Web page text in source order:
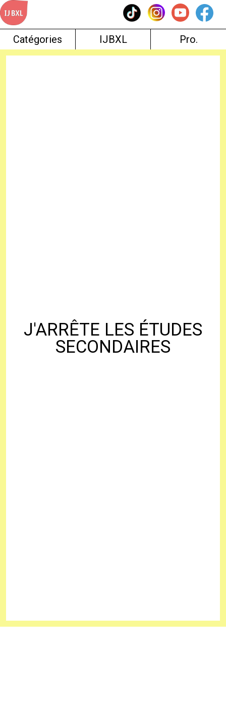
Skip
to
content
Catégories IJBXL Pro.
J'ARRÊTE LES ÉTUDES
SECONDAIRES